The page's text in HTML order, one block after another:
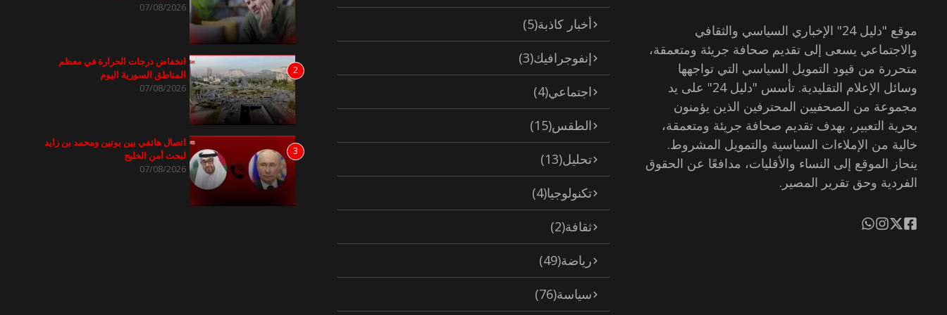
موقع "دليل 24" الإخباري السياسي والثقافي
والاجتماعي يسعى إلى تقديم صحافة جريئة ومتعمقة،
متحررة من قيود التمويل السياسي التي تواجهها
وسائل الإعلام التقليدية. تأسس "دليل 24" على يد
مجموعة من الصحفيين المحترفين الذين يؤمنون
بحرية التعبير، بهدف تقديم صحافة جريئة ومتعمقة،
خالية من الإملاءات السياسية والتمويل المشروط.
ينحاز الموقع إلى النساء والأقليات، مدافعًا عن الحقوق
الفردية وحق تقرير المصير.
أخبار كاذبة(5)
إنفوجرافيك(3)
اجتماعي(4)
الطقس(15)
تحليل(13)
تكنولوجيا(4)
ثقافة(2)
رياضة(49)
سياسة(76)
07/08/2026
2
انخفاض درجات الحرارة في معظم
المناطق السورية اليوم
07/08/2026
3
اتصال هاتفي بين بوتين ومحمد بن زايد
لبحث أمن الخليج
07/08/2026